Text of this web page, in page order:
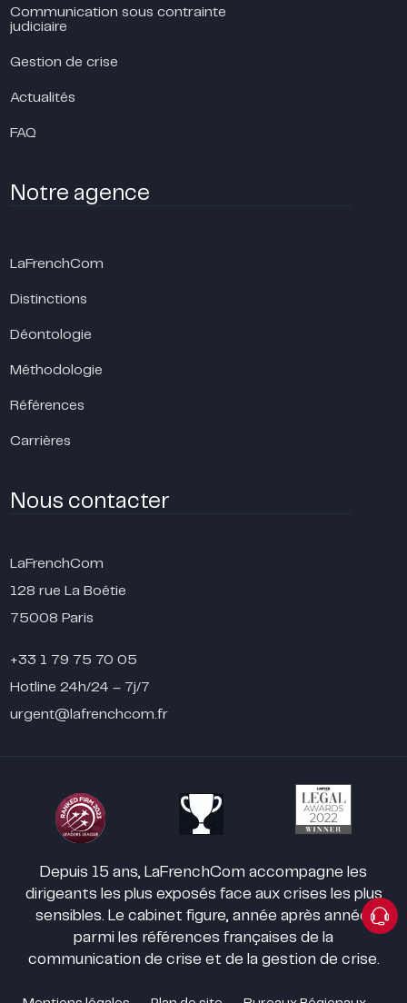
Communication sous contrainte
judiciaire
Gestion de crise
Actualités
FAQ
Notre agence
LaFrenchCom
Distinctions
Déontologie
Méthodologie
Références
Carrières
Nous contacter
LaFrenchCom
128 rue La Boétie
75008 Paris
+33 1 79 75 70 05
Hotline 24h/24 – 7j/7
urgent@lafrenchcom.fr
Depuis 15 ans, LaFrenchCom accompagne les
dirigeants les plus exposés face aux crises les plus
sensibles. Le cabinet figure, année après année,
parmi les références françaises de la
communication de crise et de la gestion de crise.